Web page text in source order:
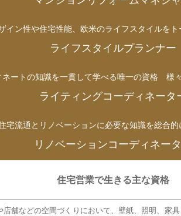
イン性や住宅性能、欧米のライフスタイルをト
ライフスタイルプランナー
ネートの知識を一貫して学べる唯一の資格 様
ライティングコーディネータ
宅流通とリノベーションに必要な知識を総合
リノベーションコーディネー
住宅営業で生きる主な資格
店舗などの空間づくりにおいて、壁紙、照明、家